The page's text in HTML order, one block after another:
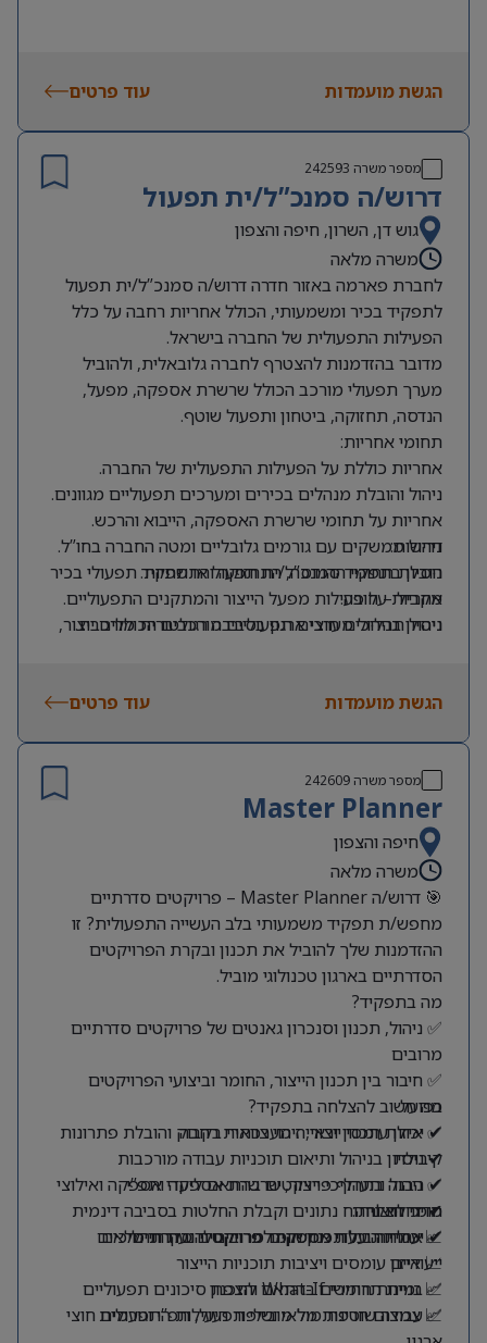
הגשת מועמדות עוד פרטים
מספר משרה 242593
דרוש/ה סמנכ”ל/ית תפעול
גוש דן, השרון, חיפה והצפון
משרה מלאה
לחברת פארמה באזור חדרה דרוש/ה סמנכ”ל/ית תפעול
לתפקיד בכיר ומשמעותי, הכולל אחריות רחבה על כלל
הפעילות התפעולית של החברה בישראל.
מדובר בהזדמנות להצטרף לחברה גלובאלית, ולהוביל
מערך תפעולי מורכב הכולל שרשרת אספקה, מפעל,
הנדסה, תחזוקה, ביטחון ותפעול שוטף.
תחומי אחריות:
אחריות כוללת על הפעילות התפעולית של החברה.
ניהול והובלת מנהלים בכירים ומערכים תפעוליים מגוונים.
אחריות על תחומי שרשרת האספקה, הייבוא והרכש.
ניהול ממשקים עם גורמים גלובליים ומטה החברה בחו”ל.
הובלת תחומי ההנדסה, התחזוקה והתשתיות.
אחריות על פעילות מפעל הייצור והמתקנים התפעוליים.
ניהול תהליכים חוצי ארגון בסביבה רגולטורית מורכבת.
הובלת תהליכי התייעלות, בקרה ושיפור ביצועים.
דרישות:
ניסיון בתפקיד סמנכ”ל/ית תפעול או תפקיד תפעולי בכיר
מקביל – חובה.
ניסיון בניהול מערכים תפעוליים מורכבים הכוללים ייצור,
ניסיון בניהול שרשרת אספקה ופעילות יבוא – חובה.
רגולטוריים דומים – חובה
ניסיון בניהול מפעל או רקע תעשייתי משמעותי – חובה
אנגלית ברמה גבוהה מאוד – חובה.
הגשת מועמדות עוד פרטים
מספר משרה242609
Master Planner
חיפה והצפון
משרה מלאה
🎯 דרוש/ה Master Planner – פרויקטים סדרתיים
מחפש/ת תפקיד משמעותי בלב העשייה התפעולית? זו
ההזדמנות שלך להוביל את תכנון ובקרת הפרויקטים
הסדרתיים בארגון טכנולוגי מוביל.
מה בתפקיד?
✅ ניהול, תכנון וסנכרון גאנטים של פרויקטים סדרתיים
מרובים
✅ חיבור בין תכנון הייצור, החומר וביצועי הפרויקטים
בפועל
✅ איזון עומסי ייצור, זיהוי צווארי בקבוק והובלת פתרונות
קיבולת
✅ ניהול ותעדוף פרויקטים בהתאם ליעדי אספקה ואילוצי
חומר וייצור
✅ אחריות על תכנון חומר פרויקטלי ובקרת מלאים
ייעודיים
✅ בניית תרחישי What-If והצפת סיכונים תפעוליים
✅ עבודה שוטפת מול מובילי תפעול, תפ”י וגורמים חוצי
מה חשוב להצלחה בתפקיד?
✔ יכולת תכנון וראייה מערכתית רחבה
✔ ניסיון בניהול ותיאום תוכניות עבודה מורכבות
✔ הבנה בתהליכי ייצור, שרשרת אספקה ותפ”י
✔ יכולת ניתוח נתונים וקבלת החלטות בסביבה דינמית
✔ יכולת הובלת ממשקים מרובים והנעת תהליכים
מדדי הצלחה:
📈 עמידה ביעדי אספקה לפרויקטים סדרתיים
📈 איזון עומסים ויציבות תוכניות הייצור
📈 זמינות חומרים בהתאם לתכנון
📈 צמצום חריגות מלאי ושיפור היעילות התפעולית